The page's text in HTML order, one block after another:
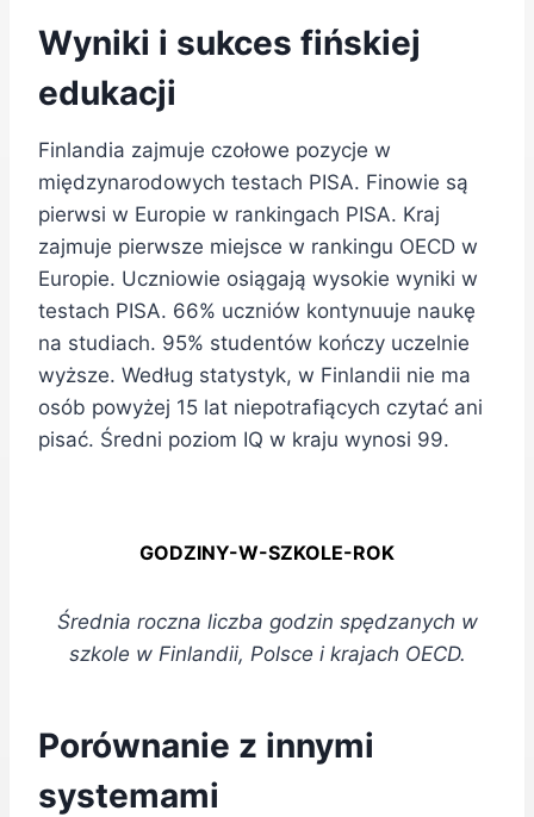
Wyniki i sukces fińskiej
edukacji
Finlandia zajmuje czołowe pozycje w
międzynarodowych testach PISA. Finowie są
pierwsi w Europie w rankingach PISA. Kraj
zajmuje pierwsze miejsce w rankingu OECD w
Europie. Uczniowie osiągają wysokie wyniki w
testach PISA. 66% uczniów kontynuuje naukę
na studiach. 95% studentów kończy uczelnie
wyższe. Według statystyk, w Finlandii nie ma
osób powyżej 15 lat niepotrafiących czytać ani
pisać. Średni poziom IQ w kraju wynosi 99.
GODZINY-W-SZKOLE-ROK
Średnia roczna liczba godzin spędzanych w
szkole w Finlandii, Polsce i krajach OECD.
Porównanie z innymi
systemami